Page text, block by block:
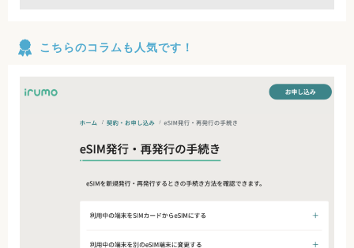
こちらのコラムも人気です！